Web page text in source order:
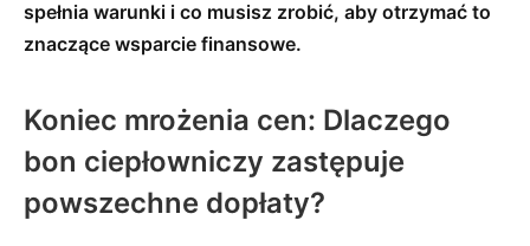
spełnia warunki i co musisz zrobić, aby otrzymać to
znaczące wsparcie finansowe.
Koniec mrożenia cen: Dlaczego
bon ciepłowniczy zastępuje
powszechne dopłaty?